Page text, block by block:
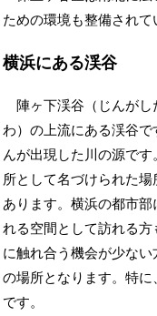
ための環境も整備されて
横浜にある渓谷
陣ヶ下渓谷（じんが
わ）の上流にある渓谷
んが出現した川の源で
所として名づけられた
あります。横浜の都市
れる空間として訪れる
に触れ合う機会が少な
の場所となります。特
です。